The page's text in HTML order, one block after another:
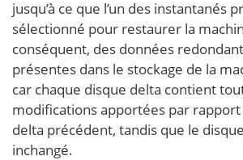
jusqu’à ce que l’un des instantanés
sélectionné pour restaurer la
conséquent, des données
présentes dans le stockage de la
car chaque disque delta contient
modifications apportées par rapport
delta précédent, tandis que le
inchangé.